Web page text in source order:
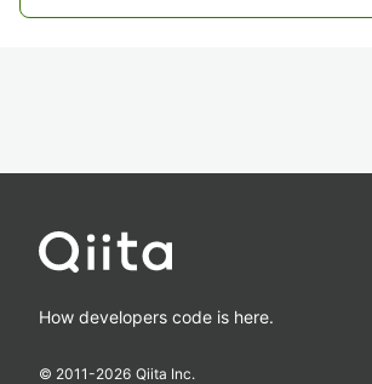
How developers code is here.
© 2011-2026 Qiita Inc.